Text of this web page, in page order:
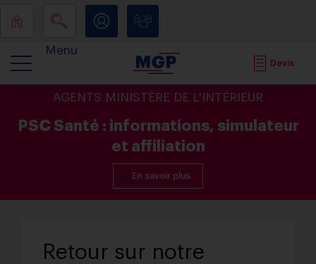
Menu
Devis
AGENTS MINISTÈRE DE L'INTÉRIEUR
PSC Santé : informations, simulateur
et affiliation
En savoir plus
Retour sur notre